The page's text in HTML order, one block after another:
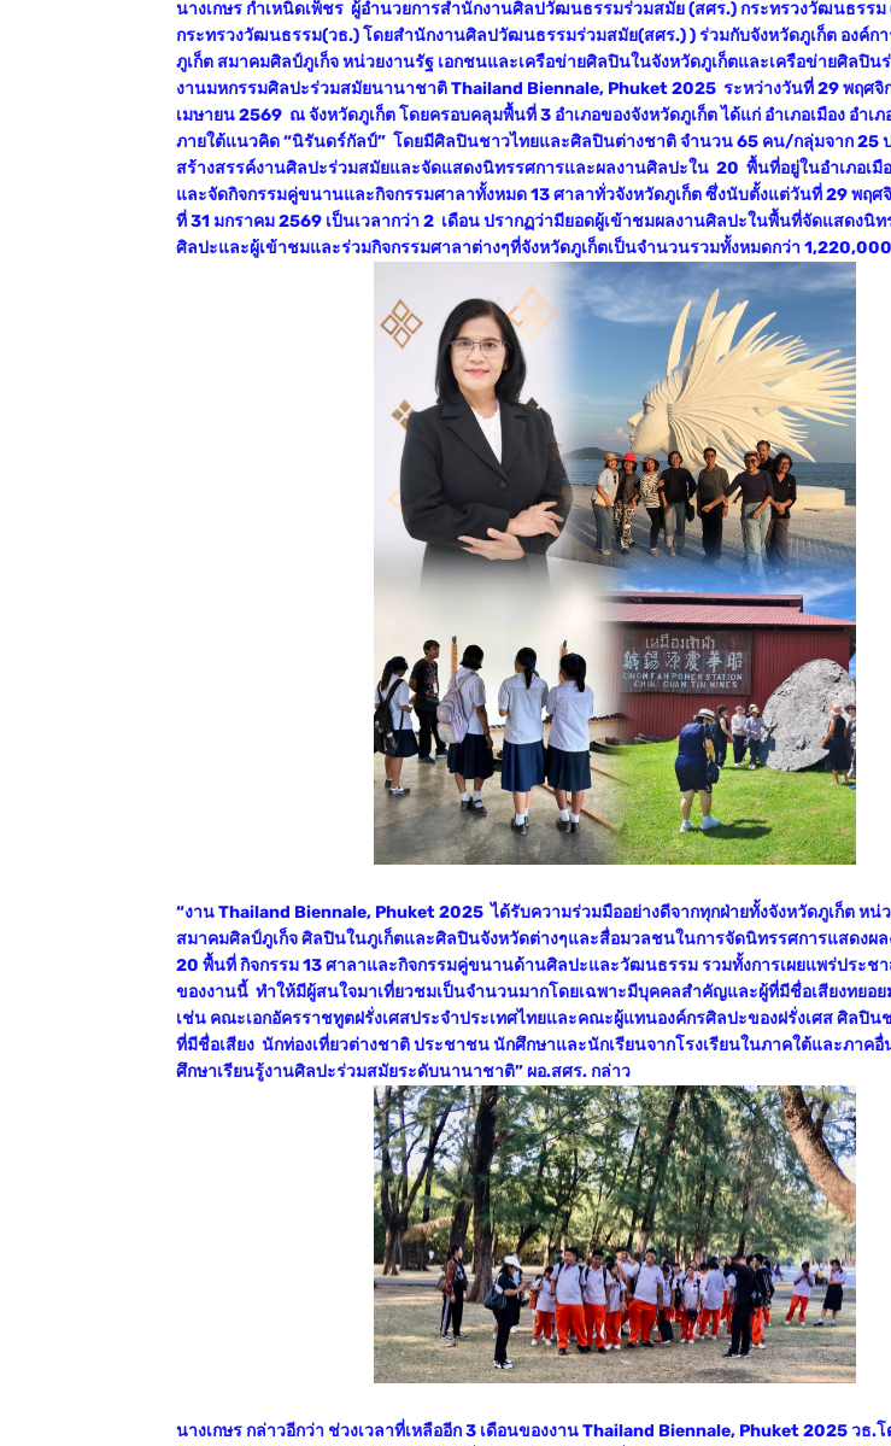
นางเกษร กำเหนิดเพ็ชร ผู้อำนวยการสำนักงานศิลปวัฒนธรรมร่วมสมัย (สศร.) กระทรวงวัฒนธรรม
กระทรวงวัฒนธรรม(วธ.) โดยสำนักงานศิลปวัฒนธรรมร่วมสมัย(สศร.) ) ร่วมกับจังหวัดภูเก็ต องค์ก
ภูเก็ต สมาคมศิลป์ภูเก็จ หน่วยงานรัฐ เอกชนและเครือข่ายศิลปินในจังหวัดภูเก็ตและเครือข่ายศิลปิน
งานมหกรรมศิลปะร่วมสมัยนานาชาติ Thailand Biennale, Phuket 2025 ระหว่างวันที่ 29 พฤศจิ
เมษายน 2569 ณ จังหวัดภูเก็ต โดยครอบคลุมพื้นที่ 3 อำเภอของจังหวัดภูเก็ต ได้แก่ อำเภอเมือง อำเภ
ภายใต้แนวคิด “นิรันดร์กัลป์” โดยมีศิลปินชาวไทยและศิลปินต่างชาติ จำนวน 65 คน/กลุ่มจาก 25
สร้างสรรค์งานศิลปะร่วมสมัยและจัดแสดงนิทรรศการและผลงานศิลปะใน 20 พื้นที่อยู่ในอำเภอเมือ
และจัดกิจกรรมคู่ขนานและกิจกรรมศาลาทั้งหมด 13 ศาลาทั่วจังหวัดภูเก็ต ซึ่งนับตั้งแต่วันที่ 29 พฤศ
ที่ 31 มกราคม 2569 เป็นเวลากว่า 2 เดือน ปรากฏว่ามียอดผู้เข้าชมผลงานศิลปะในพื้นที่จัดแสดงนิ
ศิลปะและผู้เข้าชมและร่วมกิจกรรมศาลาต่างๆที่จังหวัดภูเก็ตเป็นจำนวนรวมทั้งหมดกว่า
“งาน Thailand Biennale, Phuket 2025 ได้รับความร่วมมืออย่างดีจากทุกฝ่ายทั้งจังหวัดภูเก็ต หน่
สมาคมศิลป์ภูเก็จ ศิลปินในภูเก็ตและศิลปินจังหวัดต่างๆและสื่อมวลชนในการจัดนิทรรศการแสดงผ
20 พื้นที่ กิจกรรม 13 ศาลาและกิจกรรมคู่ขนานด้านศิลปะและวัฒนธรรม รวมทั้งการเผยแพร่ประช
ของงานนี้ ทำให้มีผู้สนใจมาเที่ยวชมเป็นจำนวนมากโดยเฉพาะมีบุคคลสำคัญและผู้ที่มีชื่อเสียงทยอย
เช่น คณะเอกอัครราชทูตฝรั่งเศสประจำประเทศไทยและคณะผู้แทนองค์กรศิลปะของฝรั่งเศส ศิลปิ
ที่มีชื่อเสียง นักท่องเที่ยวต่างชาติ ประชาชน นักศึกษาและนักเรียนจากโรงเรียนในภาคใต้และภาคอื่
ศึกษาเรียนรู้งานศิลปะร่วมสมัยระดับนานาชาติ” ผอ.สศร. กล่าว
นางเกษร กล่าวอีกว่า ช่วงเวลาที่เหลืออีก 3 เดือนของงาน Thailand Biennale, Phuket 2025 วธ.